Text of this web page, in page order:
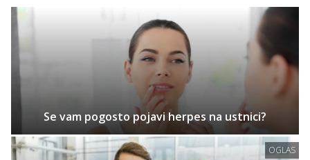
Se vam pogosto pojavi herpes na ustnici?
OGLAS